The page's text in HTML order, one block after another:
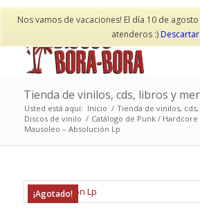
Nos vamos de vacaciones! El día 10 de
atenderos :)Descartar
Mi cuenta
Tienda de vinilos, cds, libros y
Usted está aquí: Inicio / Tienda de vinilos,
Discos de vinilo / Catálogo de Punk /
Mausoleo – Absolución Lp
¡Agotado!